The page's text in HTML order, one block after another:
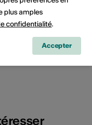
plus amples
confidentialité.
Accepter